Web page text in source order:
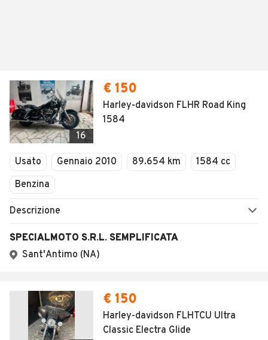
16
€ 150
Harley-davidson FLHR Road King
1584
Usato Gennaio 2010 89.654 km
1584 cc
Benzina
Descrizione
SPECIALMOTO S.R.L. SEMPLIFICATA
Sant'Antimo (NA)
€ 150
Harley-davidson FLHTCU Ultra
Classic Electra Glide